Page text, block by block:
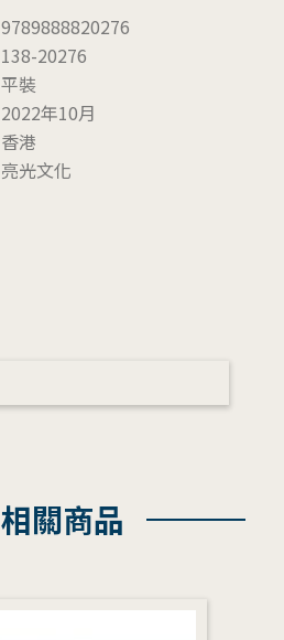
9789888820276
138-20276
平裝
2022年10月
香港
亮光文化
相關商品